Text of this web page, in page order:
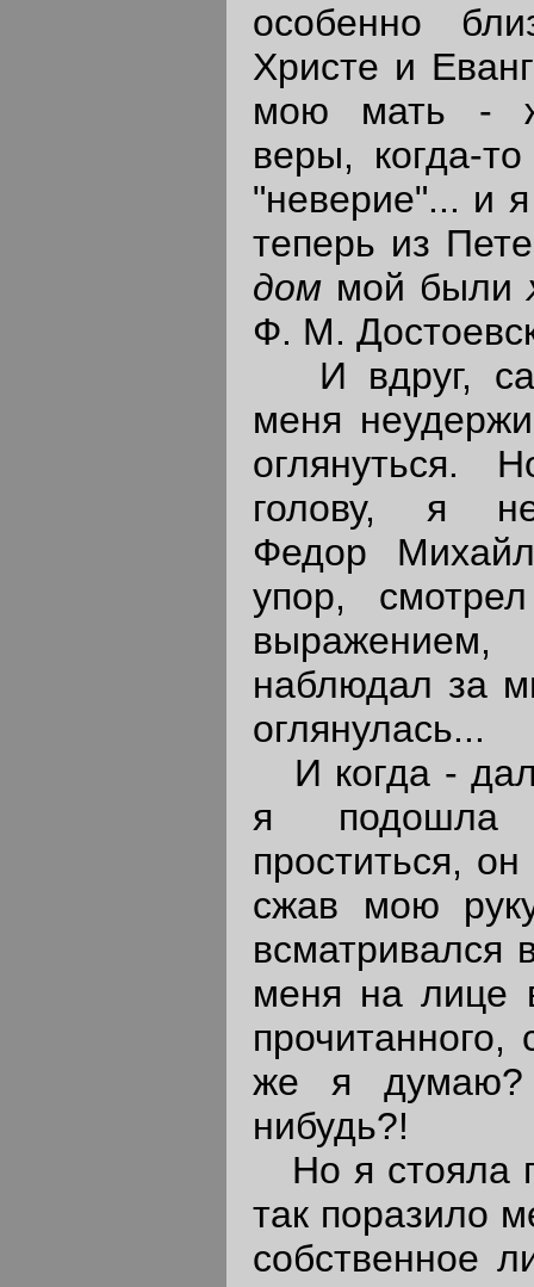
особенно
Христе и
мою мать -
веры, когда-
"неверие"... и
теперь из
дом мой были
Ф. М.
И вдруг,
меня
оглянуться.
голову, я
Федор
упор,
наблюдал за
оглянулась...
И когда -
я
проститься,
сжав мою
всматривался
меня на лице
же я
нибудь?!
Но я стояла
так поразило
собственное